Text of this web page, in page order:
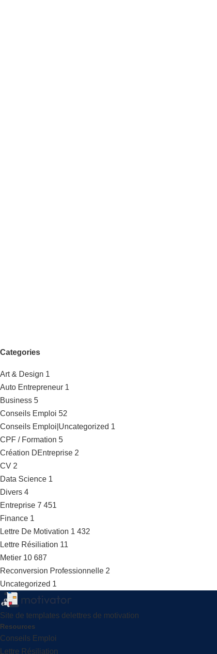
Categories
Art & Design 1
Auto Entrepreneur 1
Business 5
Conseils Emploi 52
Conseils Emploi|Uncategorized 1
CPF / Formation 5
Création DEntreprise 2
CV 2
Data Science 1
Divers 4
Entreprise 7 451
Finance 1
Lettre De Motivation 1 432
Lettre Résiliation 11
Metier 10 687
Reconversion Professionnelle 2
Uncategorized 1
Site de templates delettres de motivation
Resources
Conseils Emploi
Lettre Résiliation